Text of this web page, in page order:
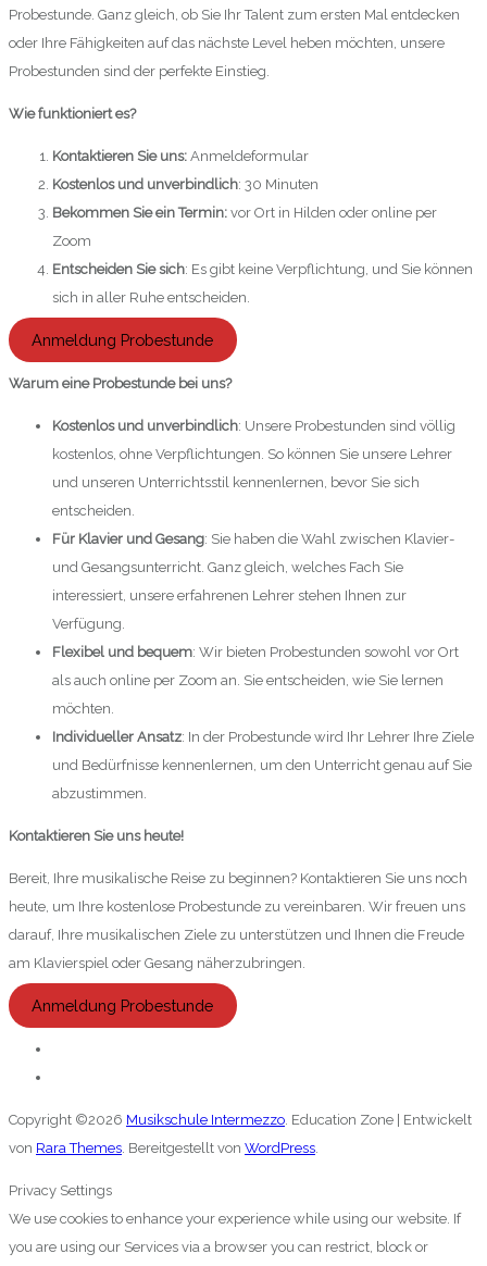
Probestunde. Ganz gleich, ob Sie Ihr Talent zum ersten Mal entdecken
oder Ihre Fähigkeiten auf das nächste Level heben möchten, unsere
Probestunden sind der perfekte Einstieg.
Wie funktioniert es?
Kontaktieren Sie uns: Anmeldeformular
Kostenlos und unverbindlich: 30 Minuten
Bekommen Sie ein Termin: vor Ort in Hilden oder online per
Zoom
Entscheiden Sie sich: Es gibt keine Verpflichtung, und Sie können
sich in aller Ruhe entscheiden.
Anmeldung Probestunde
Warum eine Probestunde bei uns?
Kostenlos und unverbindlich: Unsere Probestunden sind völlig
kostenlos, ohne Verpflichtungen. So können Sie unsere Lehrer
und unseren Unterrichtsstil kennenlernen, bevor Sie sich
entscheiden.
Für Klavier und Gesang: Sie haben die Wahl zwischen Klavier-
und Gesangsunterricht. Ganz gleich, welches Fach Sie
interessiert, unsere erfahrenen Lehrer stehen Ihnen zur
Verfügung.
Flexibel und bequem: Wir bieten Probestunden sowohl vor Ort
als auch online per Zoom an. Sie entscheiden, wie Sie lernen
möchten.
Individueller Ansatz: In der Probestunde wird Ihr Lehrer Ihre Ziele
und Bedürfnisse kennenlernen, um den Unterricht genau auf Sie
abzustimmen.
Kontaktieren Sie uns heute!
Bereit, Ihre musikalische Reise zu beginnen? Kontaktieren Sie uns noch
heute, um Ihre kostenlose Probestunde zu vereinbaren. Wir freuen uns
darauf, Ihre musikalischen Ziele zu unterstützen und Ihnen die Freude
am Klavierspiel oder Gesang näherzubringen.
Anmeldung Probestunde
Copyright ©2026 Musikschule Intermezzo. Education Zone | Entwickelt
von Rara Themes. Bereitgestellt von WordPress.
Privacy Settings
We use cookies to enhance your experience while using our website. If
you are using our Services via a browser you can restrict, block or